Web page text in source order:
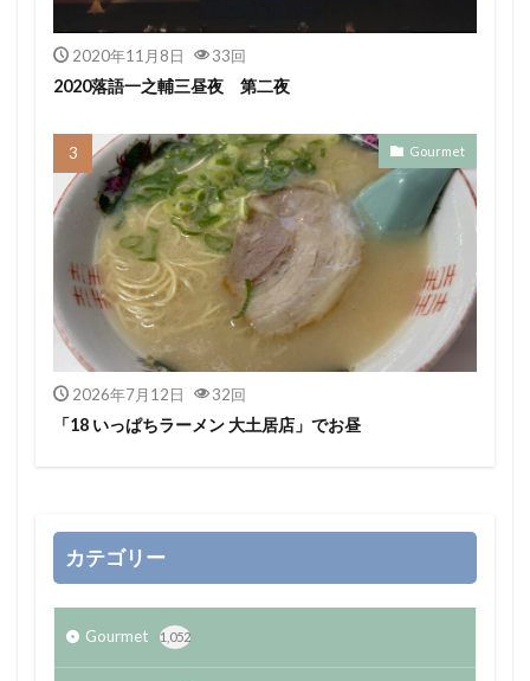
2020年11月8日 33回
2020落語一之輔三昼夜 第二夜
Gourmet
2026年7月12日 32回
「18 いっぱちラーメン 大土居店」でお昼
カテゴリー
Gourmet 1,052